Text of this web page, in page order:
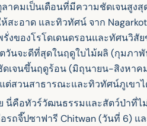
าคมเป็นเดือนที่มีความชัดเจนสูง
สะอาด และทิวทัศน์ จาก
รั่งของโรโดเดนดรอนและทัศนวิ
วันจะดีที่สุดในฤดูใบไม้ผลิ (กุมภา
ดเจนขึ้นฤดูร้อน (มิถุนายน-สิงหาค
ต่สวนสาธารณะและทิวทัศน์ภูเขา
นี่คือทัวร์วัฒนธรรมและสัตว์ป่าที่ไ
ถจี๊ปซาฟารี Chitwan (วันที่ 6) แ